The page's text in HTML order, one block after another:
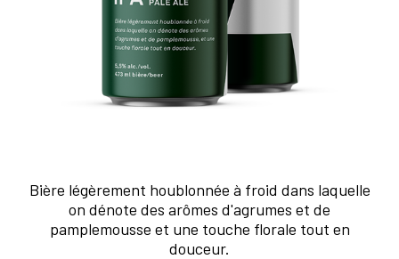
Bière légèrement houblonnée à froid dans laquelle
on dénote des arômes d'agrumes et de
pamplemousse et une touche florale tout en
douceur.